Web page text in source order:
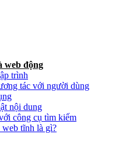
web động
trình
tác với người dùng
nội dung
công cụ tìm kiếm
tĩnh là gì?